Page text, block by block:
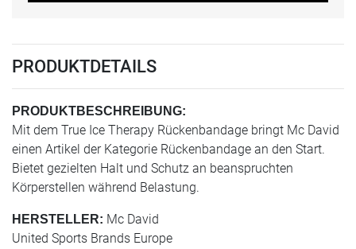
PRODUKTDETAILS
PRODUKTBESCHREIBUNG:
Mit dem True Ice Therapy Rückenbandage bringt Mc David
einen Artikel der Kategorie Rückenbandage an den Start.
Bietet gezielten Halt und Schutz an beanspruchten
Körperstellen während Belastung.
HERSTELLER: Mc David
United Sports Brands Europe